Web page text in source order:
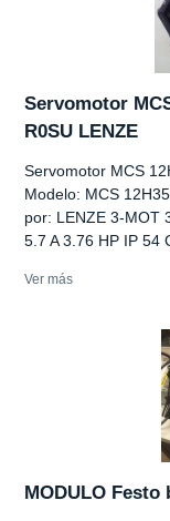
Servomotor
R0SU LENZE
Servomotor MCS
Modelo: MCS
por: LENZE 3-MOT
5.7 A 3.76 HP IP 54
Ver más
MODULO Festo